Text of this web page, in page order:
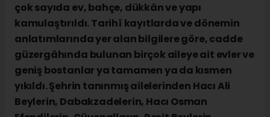
çok sayıda ev, bahçe, dükkân ve yapı
kamulaştırıldı. Tarihî kayıtlarda ve dönemin
anlatımlarında yer alan bilgilere göre, cadde
güzergâhında bulunan birçok aileye ait evler ve
geniş bostanlar ya tamamen ya da kısmen
yıkıldı. Şehrin tanınmış ailelerinden Hacı Ali
Beylerin, Dabakzadelerin, Hacı Osman